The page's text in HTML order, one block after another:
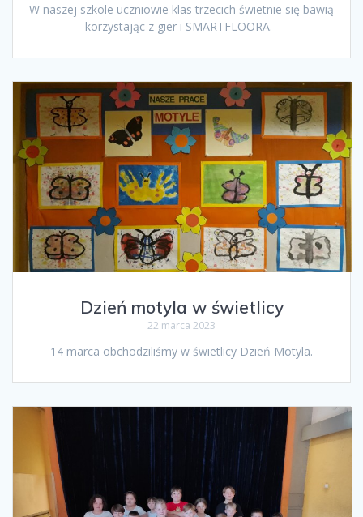
W naszej szkole uczniowie klas trzecich świetnie się bawią
korzystając z gier i SMARTFLOORA.
Dzień motyla w świetlicy
22 marca 2023
14 marca obchodziliśmy w świetlicy Dzień Motyla.